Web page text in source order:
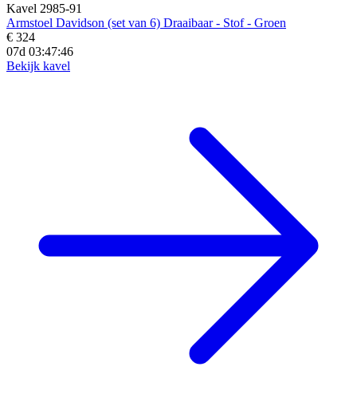
Kavel 2985-91
Armstoel Davidson (set van 6) Draaibaar - Stof - Groen
€ 324
07d 03:47:45
Bekijk kavel